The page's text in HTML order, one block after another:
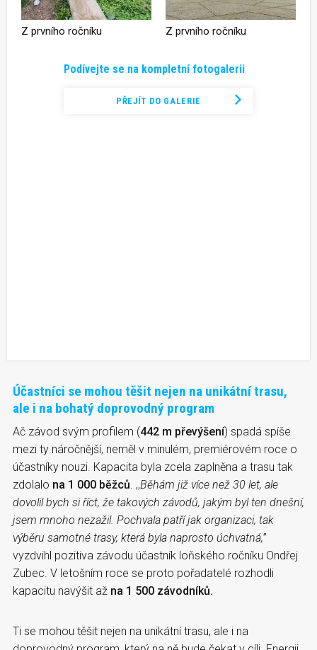
Podívejte se na kompletní fotogalerii
PŘEJÍT DO GALERIE
Z prvního ročníku Z prvního ročníku
Účastníci se mohou těšit nejen na unikátní trasu,
ale i na bohatý doprovodný program
Ač závod svým profilem (442 m převýšení) spadá spíše
mezi ty náročnější, neměl v minulém, premiérovém roce o
účastníky nouzi. Kapacita byla zcela zaplněna a trasu tak
zdolalo na 1 000 běžců . ,,Běhám již více než 30 let, ale
dovolil bych si říct, že takových závodů, jakým byl ten dnešní,
jsem mnoho nezažil. Pochvala patří jak organizaci, tak
výběru samotné trasy, která byla naprosto úchvatná,”
vyzdvihl pozitiva závodu účastník loňského ročníku Ondřej
Zubec. V letošním roce se proto pořadatelé rozhodli
kapacitu navýšit až na 1 500 závodníků.
Ti se mohou těšit nejen na unikátní trasu, ale i na